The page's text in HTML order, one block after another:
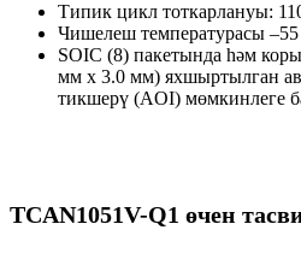
Типик цикл тоткарлануы:
Чишелеш температурасы –55
SOIC (8) пакетында һәм
мм х 3.0 мм) яхшыртылган
тикшерү (AOI) мөмкинлеге
TCAN1051V-Q1 өчен